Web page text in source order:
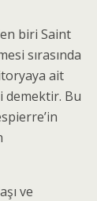
biri Saint
sırasında
ait
demektir. Bu
ve